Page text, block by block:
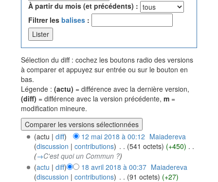
À partir du mois (et précédents) :
Filtrer les balises :
Sélection du diff : cochez les boutons radio des versions
à comparer et appuyez sur entrée ou sur le bouton en
bas.
Légende : (actu) = différence avec la dernière version,
(diff) = différence avec la version précédente, m =
modification mineure.
(actu | diff) 12 mai 2018 à 00:12 Maiadereva
(discussion | contributions) . . (541 octets) (+450) . .
(→C'est quoi un Commun ?)
(actu | diff) 18 avril 2018 à 00:37‎ Maiadereva
(discussion | contributions) . . (91 octets) (+27)